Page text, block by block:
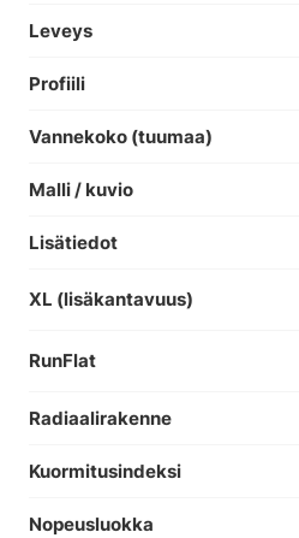
Leveys
Profiili
Vannekoko (tuumaa)
Malli / kuvio
Lisätiedot
XL (lisäkantavuus)
RunFlat
Radiaalirakenne
Kuormitusindeksi
Nopeusluokka